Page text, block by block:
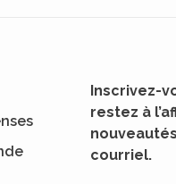
Inscrivez-
restez à
courriel.